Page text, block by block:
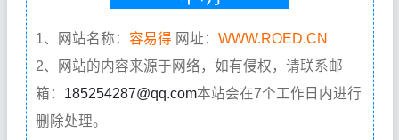
1、网站名称： 容易得 网址： WWW.ROED.CN
2、网站的内容来源于网络，如有侵权，请联系邮
箱： 185254287@qq.com本站会在7个工作日内进行
删除处理。